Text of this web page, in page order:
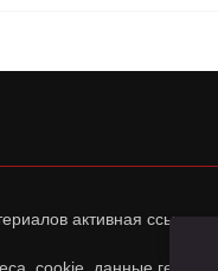
активная ссылка
cookie, данные